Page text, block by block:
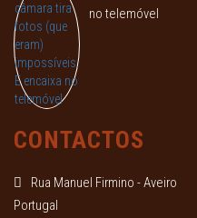
no telemóvel
CONTACTOS
Rua Manuel Firmino - Aveiro
Portugal